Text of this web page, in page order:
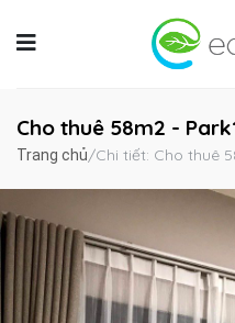
Cho thuê 58m2 -
Trang chủ/Chi tiết: Cho thuê